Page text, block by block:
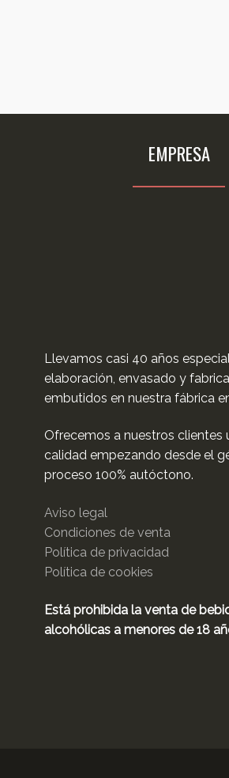
EMPRESA
Llevamos casi 40 años
elaboración, envasado y
embutidos en nuestra fábrica
Ofrecemos a nuestros clientes
calidad empezando desde el
proceso 100% autóctono.
Aviso legal
Condiciones de venta
Política de privacidad
Política de cookies
Está prohibida la venta de
alcohólicas a menores de 18